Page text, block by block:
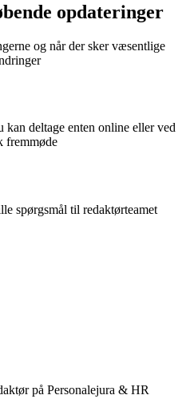
opdateringer
og når der sker væsentlige
deltage enten online eller ved
fremmøde
spørgsmål til redaktørteamet
på Personalejura & HR